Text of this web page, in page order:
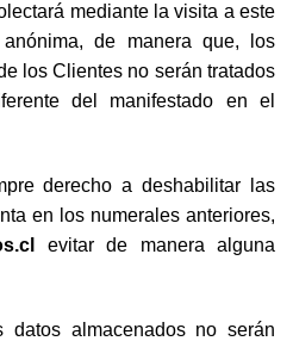
mediante la visita a este
de manera que, los
los Clientes no serán tratados
del manifestado en el
derecho a deshabilitar las
en los numerales anteriores,
evitar de manera alguna
almacenados no serán